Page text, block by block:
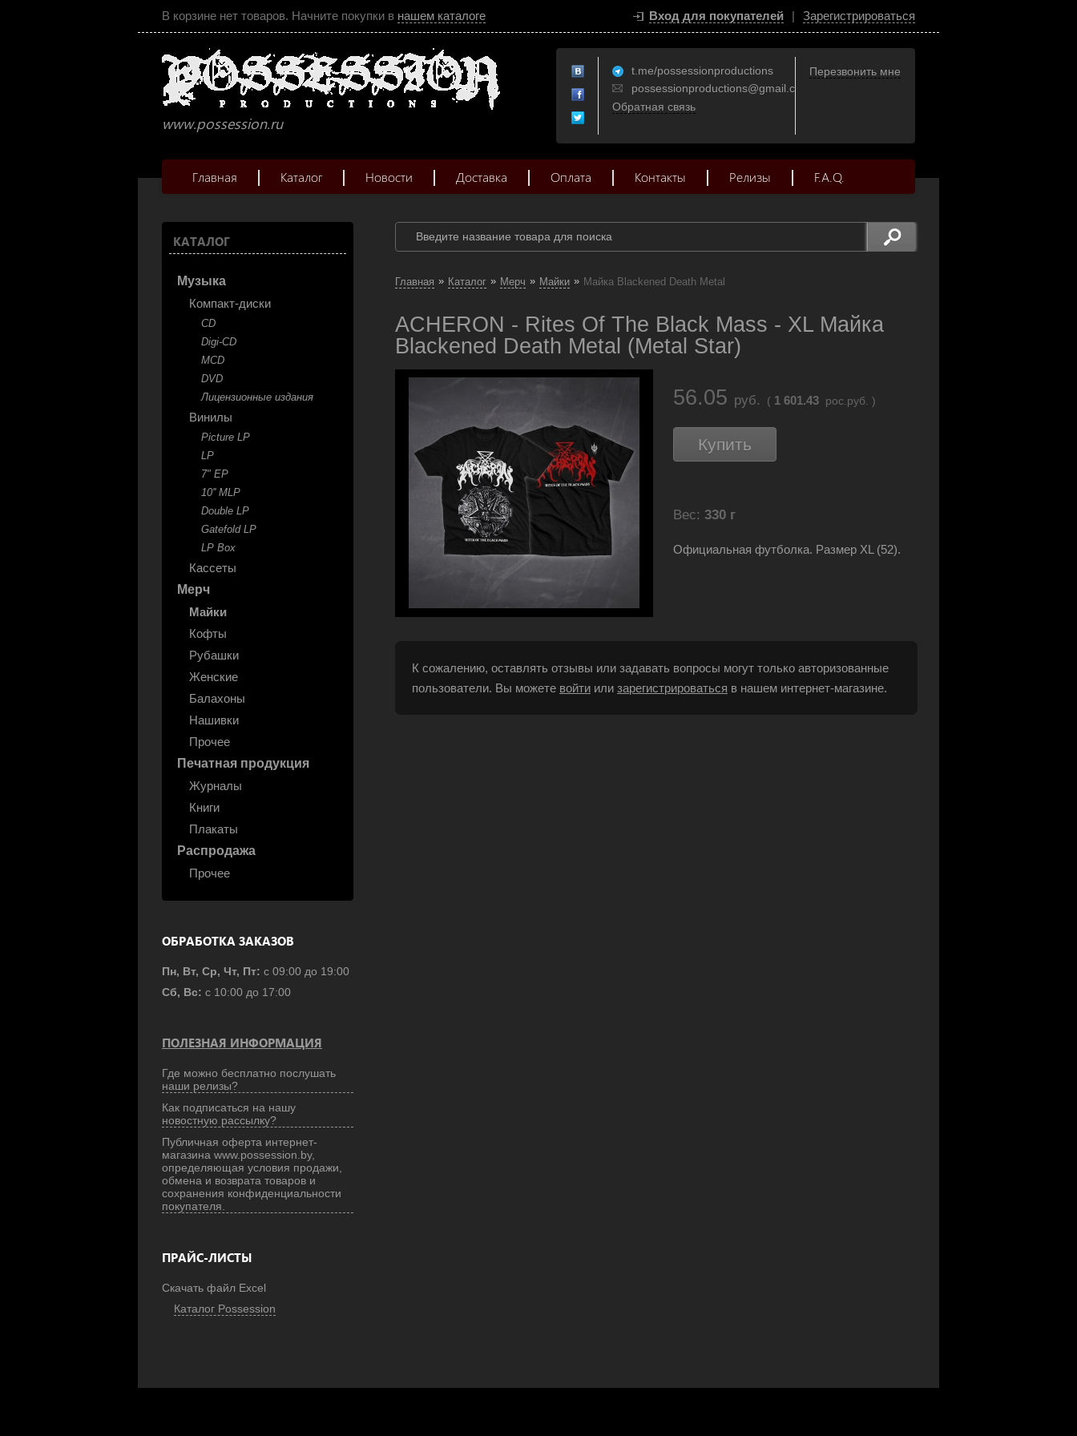
В корзине нет товаров. Начните покупки в нашем каталоге Вход для покупателей | Зарегистрироваться
www.possession.ru
t.me/possessionproductions
possessionproductions@gmail.com
Обратная связь
Перезвонить мне
Главная Каталог Новости Доставка Оплата Контакты Релизы F.A.Q.
КАТАЛОГ
Музыка
Компакт-диски
CD
Digi-CD
MCD
DVD
Лицензионные издания
Винилы
Picture LP
LP
7" EP
10'' MLP
Double LP
Gatefold LP
LP Box
Кассеты
Мерч
Майки
Кофты
Рубашки
Женские
Балахоны
Нашивки
Прочее
Печатная продукция
Журналы
Книги
Плакаты
Распродажа
Прочее
ОБРАБОТКА ЗАКАЗОВ
Пн, Вт, Ср, Чт, Пт: с 09:00 до 19:00
Сб, Вс: с 10:00 до 17:00
ПОЛЕЗНАЯ ИНФОРМАЦИЯ
Где можно бесплатно послушать
наши релизы?
Как подписаться на нашу
новостную рассылку?
Публичная оферта интернет-
магазина www.possession.by,
определяющая условия продажи,
обмена и возврата товаров и
сохранения конфиденциальности
покупателя.
ПРАЙС-ЛИСТЫ
Скачать файл Excel
Каталог Possession
Главная » Каталог » Мерч » Майки » Майка Blackened Death Metal
ACHERON - Rites Of The Black Mass - XL Майка
Blackened Death Metal (Metal Star)
56.05 руб. ( 1 601.43 рос.руб. )
Купить
Вес: 330 г
Официальная футболка. Размер XL (52).
К сожалению, оставлять отзывы или задавать вопросы могут только авторизованные
пользователи. Вы можете войти или зарегистрироваться в нашем интернет-магазине.